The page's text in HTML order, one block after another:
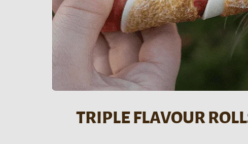
TRIPLE FLAVOUR